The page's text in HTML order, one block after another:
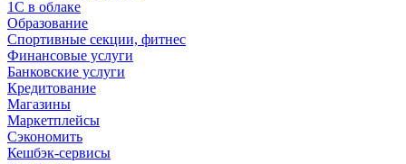
1С в облаке
Образование
Спортивные секции, фитнес
Финансовые услуги
Банковские услуги
Кредитование
Магазины
Маркетплейсы
Сэкономить
Кешбэк-сервисы